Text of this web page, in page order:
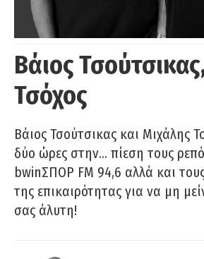
Βάιος
Τσόχος
Βάιος Τσούτσικας και Μιχάλης
δύο ώρες στην… πίεση τους
bwinΣΠΟΡ FM 94,6 αλλά και
της επικαιρότητας για να μη
σας άλυτη!